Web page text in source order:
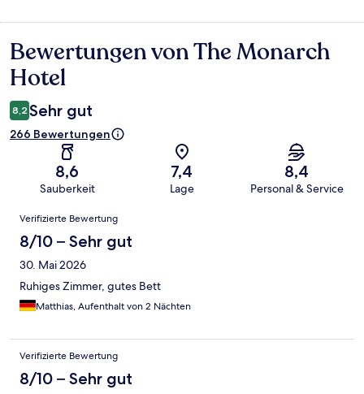
Bewertungen
Bewertungen von The Monarch
Hotel
8,2 Sehr gut
266 Bewertungen
8,6
Sauberkeit
7,4
Lage
8,4
Personal & Service
Bewertungen
Verifizierte Bewertung
8/10 – Sehr gut
30. Mai 2026
Ruhiges Zimmer, gutes Bett
Matthias, Aufenthalt von 2 Nächten
Verifizierte Bewertung
8/10 – Sehr gut